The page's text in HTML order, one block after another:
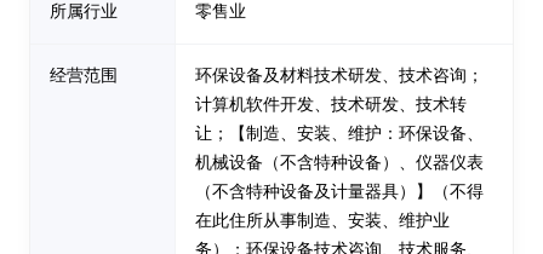
所属行业 零售业
经营范围
环保设备及材料技术研发、技术咨询；
计算机软件开发、技术研发、技术转
让；【制造、安装、维护：环保设备、
机械设备（不含特种设备）、仪器仪表
（不含特种设备及计量器具）】（不得
在此住所从事制造、安装、维护业
务）；环保设备技术咨询、技术服务、